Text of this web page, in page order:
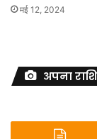
मई 12, 2024
अपना